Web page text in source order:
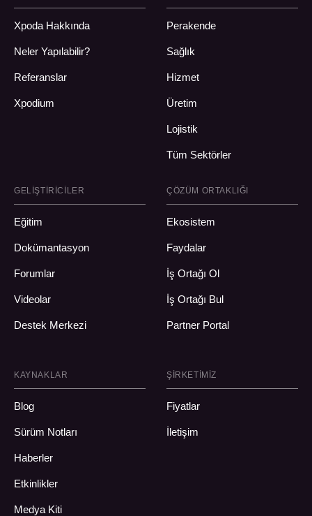
Xpoda Hakkında
Neler Yapılabilir?
Referanslar
Xpodium
Perakende
Sağlık
Hizmet
Üretim
Lojistik
Tüm Sektörler
GELIŞTIRICILER
Eğitim
Dokümantasyon
Forumlar
Videolar
Destek Merkezi
ÇÖZÜM ORTAKLIĞI
Ekosistem
Faydalar
İş Ortağı Ol
İş Ortağı Bul
Partner Portal
KAYNAKLAR
Blog
Sürüm Notları
Haberler
Etkinlikler
Medya Kiti
ŞIRKETIMIZ
Fiyatlar
İletişim